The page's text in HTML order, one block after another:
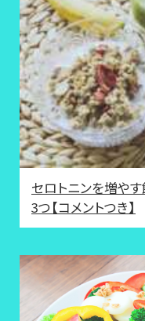
セロトニンを増や
3つ【コメントつき】